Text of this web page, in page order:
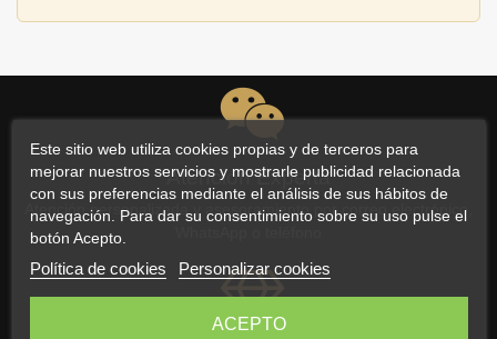
Este sitio web utiliza cookies propias y de terceros para
mejorar nuestros servicios y mostrarle publicidad relacionada
con sus preferencias mediante el análisis de sus hábitos de
navegación. Para dar su consentimiento sobre su uso pulse el
botón Acepto.
Política de cookies Personalizar cookies
ACEPTO
Atención Experta
Atención personalizada y asesoramiento por correo electrónico,